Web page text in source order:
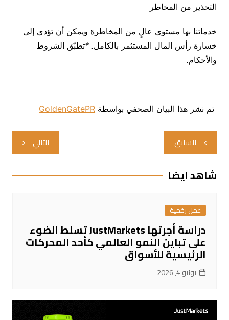
التحذير من المخاطر
خدماتنا بها مستوى عالٍ من المخاطرة ويمكن أن تؤدي إلى
خسارة رأس المال المستثمر بالكامل. *تطبّق الشروط
والأحكام.
تم نشر هذا البيان الصحفي بواسطة GoldenGatePR
تصفّح
المقالات
السابق التالي
شاهد ايضا
عمل رقمية
دراسة أجرتها JustMarkets تسلط الضوء
على تباين النمو العالمي كأحد المحركات
الرئيسية للأسواق
يونيو 4, 2026